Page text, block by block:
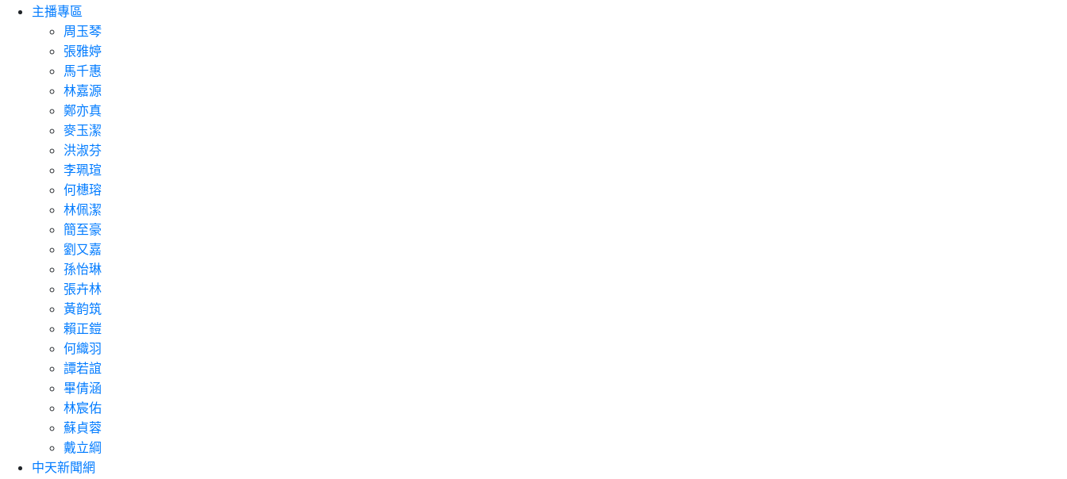
主播專區
周玉琴
張雅婷
馬千惠
林嘉源
鄭亦真
麥玉潔
洪淑芬
李珮瑄
何橞瑢
林佩潔
簡至豪
劉又嘉
孫怡琳
張卉林
黃韵筑
賴正鎧
何織羽
譚若誼
畢倩涵
林宸佑
蘇貞蓉
戴立綱
中天新聞網